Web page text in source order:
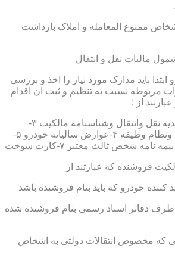
ممنوع المعامله و املاک بازداشت
مالیات نقل و انتقال
ابتدا باید مدارک مورد نیاز را اخذ و بررسی
مربوطه نسبت به تنظیم و ثبت ان اقدام
از :
۱-مدارک مالکیت ۲-تائیدیه نقل وانتقال وشناسنامه مالکیت ۳-
مدارک هویتی وشخصی ونظام وظیفه ۴-عوارض سالیانه خودرو ۵-
کننده خودرو که باید بنام فروشنده باشد
دفاتر اسناد رسمی بنام فروشنده شده
که مخصوص انتقالات دولتی به اشخاص